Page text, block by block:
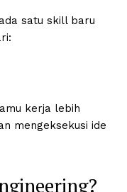
satu skill baru
kerja lebih
mengeksekusi ide